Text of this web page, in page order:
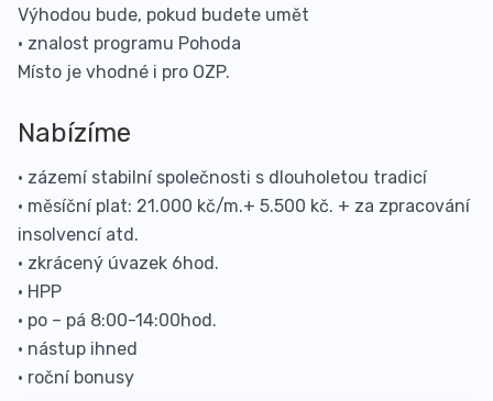
Výhodou bude, pokud budete umět
• znalost programu Pohoda
Místo je vhodné i pro OZP.
Nabízíme
• zázemí stabilní společnosti s dlouholetou tradicí
• měsíční plat: 21.000 kč/m.+ 5.500 kč. + za zpracování
insolvencí atd.
• zkrácený úvazek 6hod.
• HPP
• po – pá 8:00-14:00hod.
• nástup ihned
• roční bonusy